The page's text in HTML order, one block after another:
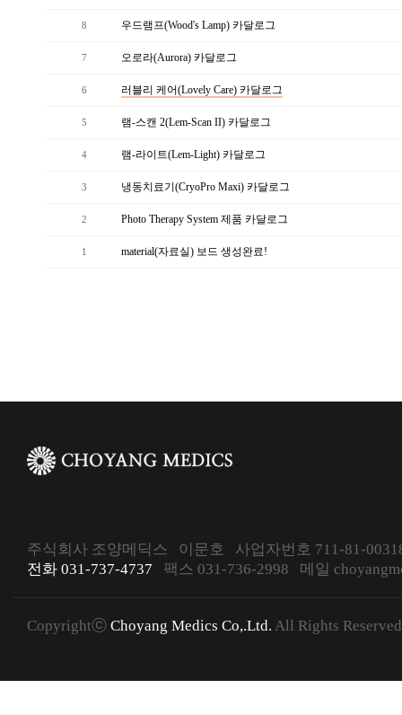
8 우드램프(Wood's Lamp) 카달로그
7 오로라(Aurora) 카달로그
6 러블리 케어(Lovely Care) 카달로그
5 램-스캔 2(Lem-Scan II) 카달로그
4 램-라이트(Lem-Light) 카달로그
3 냉동치료기(CryoPro Maxi) 카달로그
2 Photo Therapy System 제품 카달로그
1 material(자료실) 보드 생성완료!
주식회사 조양메딕스 이문호 사업자번호 711-81-
전화 031-737-4737 팩스 031-736-2998 메일
Copyrightⓒ Choyang Medics Co,.Ltd. All Rights